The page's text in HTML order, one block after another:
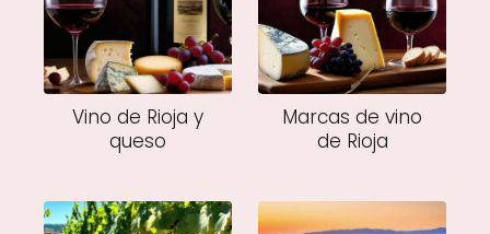
Vino de Rioja y
queso
Marcas de vino
de Rioja